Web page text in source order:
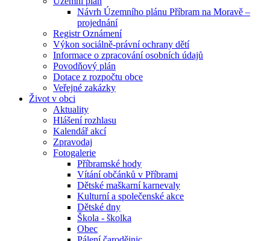
Návrh Územního plánu Příbram na Moravě –
projednání
Registr Oznámení
Výkon sociálně-právní ochrany dětí
Informace o zpracování osobních údajů
Povodňový plán
Dotace z rozpočtu obce
Veřejné zakázky
Život v obci
Aktuality
Hlášení rozhlasu
Kalendář akcí
Zpravodaj
Fotogalerie
Příbramské hody
Vítání občánků v Příbrami
Dětské maškarní karnevaly
Kulturní a společenské akce
Dětské dny
Škola - školka
Obec